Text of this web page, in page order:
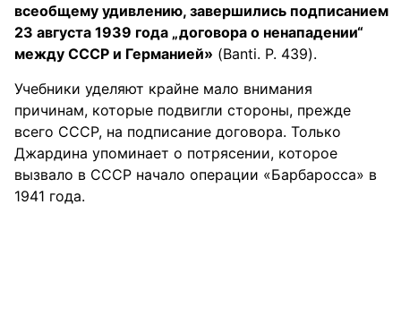
всеобщему удивлению, завершились подписанием
23 августа 1939 года „договора о ненападении“
между СССР и Германией» (Banti. P. 439).
Учебники уделяют крайне мало внимания
причинам, которые подвигли стороны, прежде
всего СССР, на подписание договора. Только
Джардина упоминает о потрясении, которое
вызвало в СССР начало операции «Барбаросса» в
1941 года.